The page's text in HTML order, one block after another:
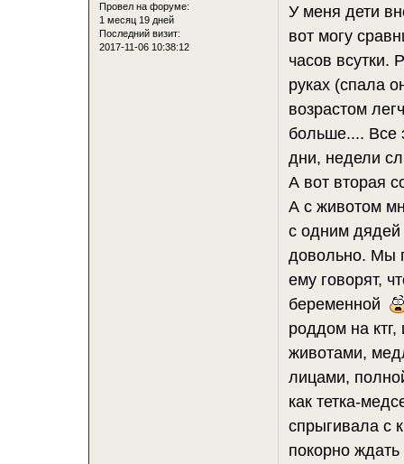
Провел на форуме:
1 месяц 19 дней
Последний визит:
2017-11-06 10:38:12
У меня дети
вот могу
часов всутки.
руках (спала
возрастом
больше.... Все
дни, недели
А вот вторая
А с животом
с одним
довольно. Мы
ему говорят,
беременной
роддом на
животами,
лицами,
как тетка-
спрыгивала с
покорно